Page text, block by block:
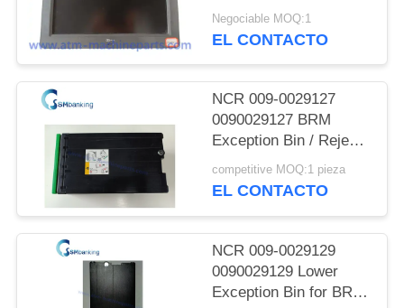
PRIVACY
POLICY
SN:5943-5100-9090;
Power rating 12V-
Negociable MOQ:1
EL CONTACTO
NCR 009-0029127
0090029127 BRM
Exception Bin / Reject
Cassette
competitive MOQ:1 pieza
EL CONTACTO
NCR 009-0029129
0090029129 Lower
Exception Bin for BRM-